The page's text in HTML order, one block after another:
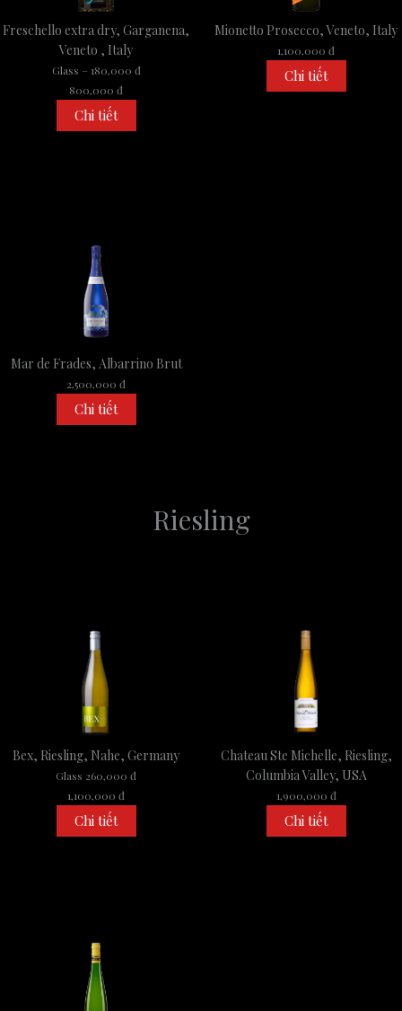
Freschello extra dry, Garganena,
Veneto , Italy
Glass – 180,000 đ
800,000 đ
Chi tiết
Mionetto Prosecco, Veneto, Italy
1,100,000 đ
Chi tiết
Mar de Frades, Albarrino Brut
2,500,000 đ
Chi tiết
Riesling
Bex, Riesling, Nahe, Germany
Glass 260,000 đ
1,100,000 đ
Chi tiết
Chateau Ste Michelle, Riesling,
Columbia Valley, USA
1,900,000 đ
Chi tiết